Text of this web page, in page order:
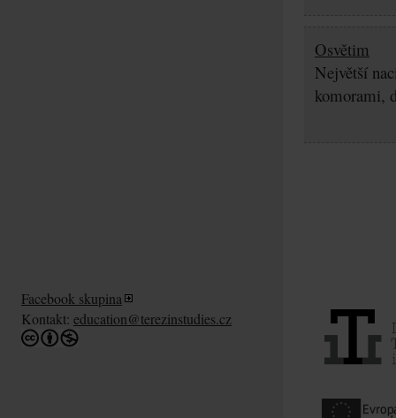
Osvětim
Největší
komorami,
Facebook skupina
Kontakt: education@terezinstudies.cz